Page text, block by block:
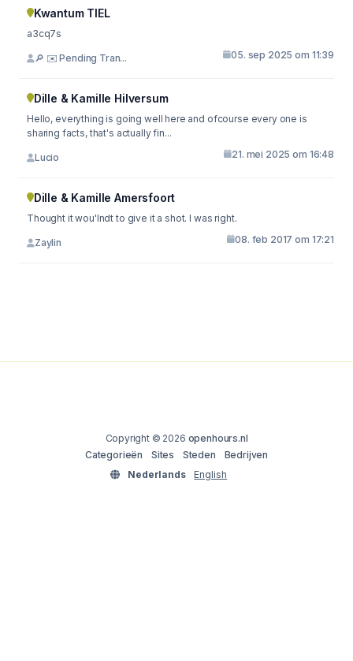
Kwantum TIEL
a3cq7s
🔎 ✉️ Pending Tran... 05. sep 2025 om 11:39
Dille & Kamille Hilversum
Hello, everything is going well here and ofcourse every one is
sharing facts, that's actually fin...
Lucio 21. mei 2025 om 16:48
Dille & Kamille Amersfoort
Thought it wou'lndt to give it a shot. I was right.
Zaylin 08. feb 2017 om 17:21
Copyright © 2026 openhours.nl
Categorieën
Sites Steden
Bedrijven
Nederlands
English